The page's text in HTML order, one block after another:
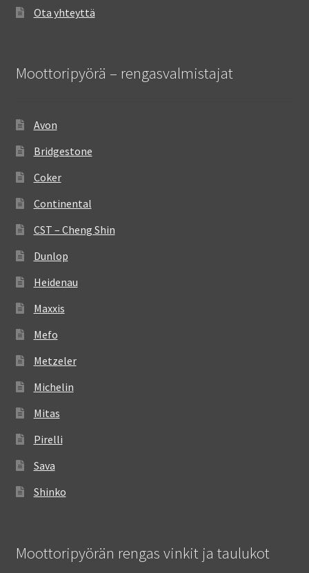
Ota yhteyttä
Moottoripyörä – rengasvalmistajat
Avon
Bridgestone
Coker
Continental
CST – Cheng Shin
Dunlop
Heidenau
Maxxis
Mefo
Metzeler
Michelin
Mitas
Pirelli
Sava
Shinko
Moottoripyörän rengas vinkit ja taulukot